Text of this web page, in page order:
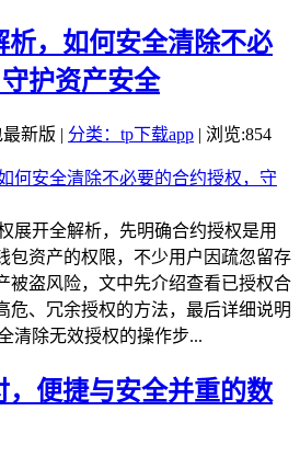
析，如何安全清除不必
护资产安全
最新版 | 分类：tp下载app | 浏览:854
展开全解析，先明确合约授权是用
包资产的权限，不少用户因疏忽留存
被盗风险，文中先介绍查看已授权合
危、冗余授权的方法，最后详细说明
清除无效授权的操作步...
，便捷与安全并重的数